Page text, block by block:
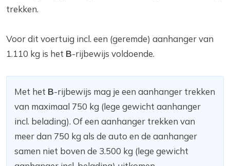
trekken.
Voor dit voertuig incl. een (geremde) aanhanger van
1.110 kg is het B-rijbewijs voldoende.
Met het B-rijbewijs mag je een aanhanger trekken
van maximaal 750 kg (lege gewicht aanhanger
incl. belading). Of een aanhanger trekken van
meer dan 750 kg als de auto en de aanhanger
samen niet boven de 3.500 kg (lege gewicht